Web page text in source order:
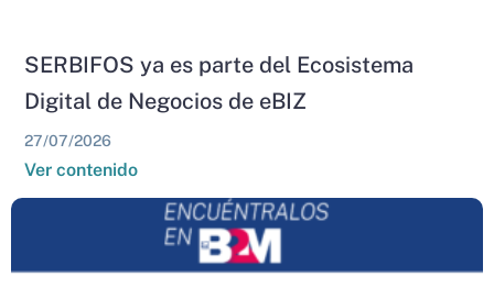
SERBIFOS ya es parte del Ecosistema
Digital de Negocios de eBIZ
27/07/2026
Ver contenido